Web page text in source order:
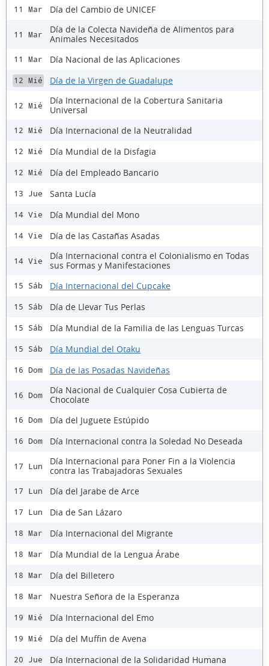
11 Mar Día del Cambio de UNICEF
11 Mar
Día de la Colecta Navideña de Alimentos para
Animales Necesitados
11 Mar Día Nacional de las Aplicaciones
12 Mié Día de la Virgen de Guadalupe
12 Mié
Día Internacional de la Cobertura Sanitaria
Universal
12 Mié Día Internacional de la Neutralidad
12 Mié Día Mundial de la Disfagia
12 Mié Día del Empleado Bancario
13 Jue Santa Lucía
14 Vie Día Mundial del Mono
14 Vie Día de las Castañas Asadas
14 Vie
Día Internacional contra el Colonialismo en Todas
sus Formas y Manifestaciones
15 Sáb Día Internacional del Cupcake
15 Sáb Día de Llevar Tus Perlas
15 Sáb Día Mundial de la Familia de las Lenguas Turcas
15 Sáb Día Mundial del Otaku
16 Dom Día de las Posadas Navideñas
16 Dom
Día Nacional de Cualquier Cosa Cubierta de
Chocolate
16 Dom Día del Juguete Estúpido
16 Dom Día Internacional contra la Soledad No Deseada
17 Lun
Día Internacional para Poner Fin a la Violencia
contra las Trabajadoras Sexuales
17 Lun Día del Jarabe de Arce
17 Lun Dia de San Lázaro
18 Mar Día Internacional del Migrante
18 Mar Día Mundial de la Lengua Árabe
18 Mar Día del Billetero
18 Mar Nuestra Señora de la Esperanza
19 Mié Día Internacional del Emo
19 Mié Día del Muffin de Avena
20 Jue Día Internacional de la Solidaridad Humana